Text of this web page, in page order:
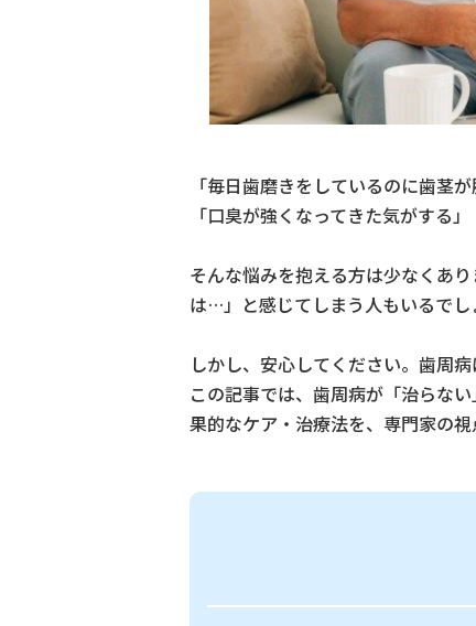
「毎日歯磨きをしているのに歯茎が
「口臭が強くなってきた気がする」
そんな悩みを抱える方は少なくあ
は…」と感じてしまう人もいるでし
しかし、安心してください。歯周
この記事では、歯周病が「治らな
果的なケア・治療法を、専門家の視